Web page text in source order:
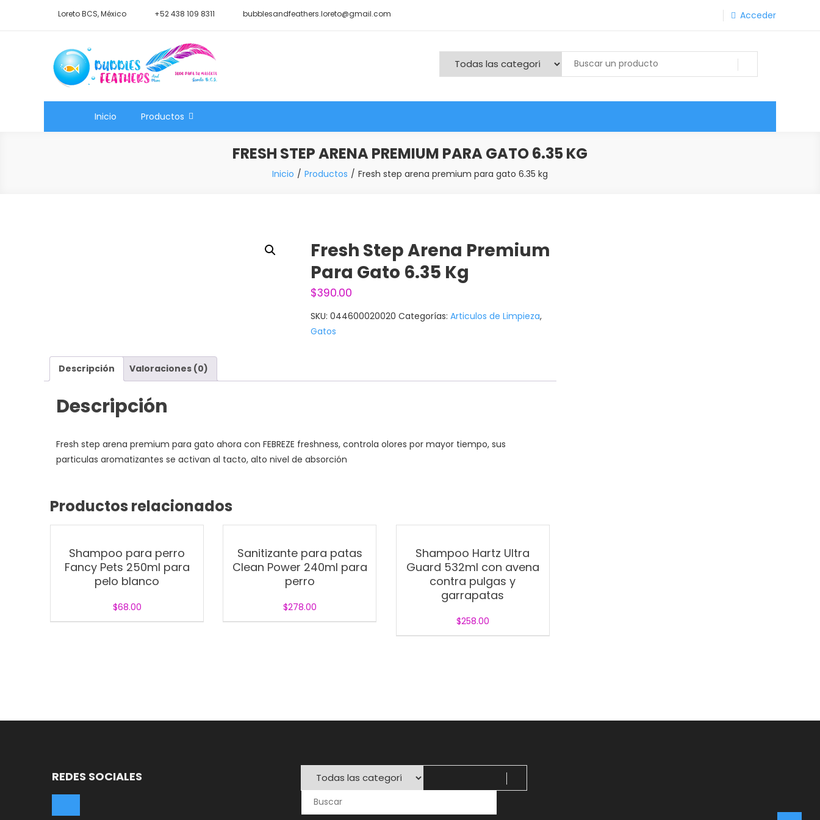
Loreto BCS, México +52 438 109 8311 bubblesandfeathers.loreto@gmail.com Acceder
Shop Bubbles Feathers And More
Inicio
Productos
FRESH STEP ARENA PREMIUM PARA GATO 6.35 KG
Inicio Productos Fresh step arena premium para gato 6.35 kg
Fresh Step Arena Premium
Para Gato 6.35 Kg
$390.00
SKU: 044600020020 Categorías: Articulos de Limpieza,
Gatos
Descripción Valoraciones (0)
Descripción
Fresh step arena premium para gato ahora con FEBREZE freshness, controla olores por mayor tiempo, sus
particulas aromatizantes se activan al tacto, alto nivel de absorción
Productos relacionados
Shampoo para perro
Fancy Pets 250ml para
pelo blanco
$68.00
Sanitizante para patas
Clean Power 240ml para
perro
$278.00
Shampoo Hartz Ultra
Guard 532ml con avena
contra pulgas y
garrapatas
$258.00
REDES SOCIALES